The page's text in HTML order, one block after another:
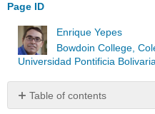
Page ID
Enrique Yepes
Bowdoin College,
Universidad Pontificia
Table of contents